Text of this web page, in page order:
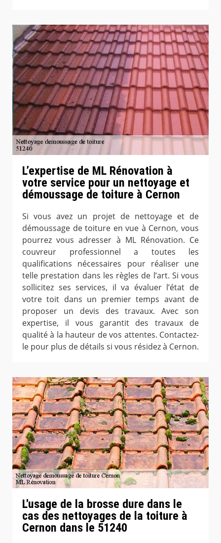
L’expertise de ML Rénovation à
votre service pour un nettoyage et
démoussage de toiture à Cernon
Si vous avez un projet de nettoyage et de
démoussage de toiture en vue à Cernon, vous
pourrez vous adresser à ML Rénovation. Ce
couvreur professionnel a toutes les
qualifications nécessaires pour réaliser une
telle prestation dans les règles de l’art. Si vous
sollicitez ses services, il va évaluer l’état de
votre toit dans un premier temps avant de
proposer un devis des travaux. Avec son
expertise, il vous garantit des travaux de
qualité à la hauteur de vos attentes. Contactez-
le pour plus de détails si vous résidez à Cernon.
L'usage de la brosse dure dans le
cas des nettoyages de la toiture à
Cernon dans le 51240